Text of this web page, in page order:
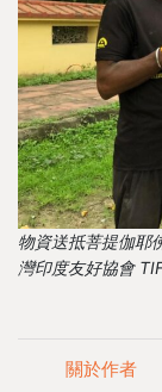
物資送抵菩提伽耶
灣印度友好協會
關於作者